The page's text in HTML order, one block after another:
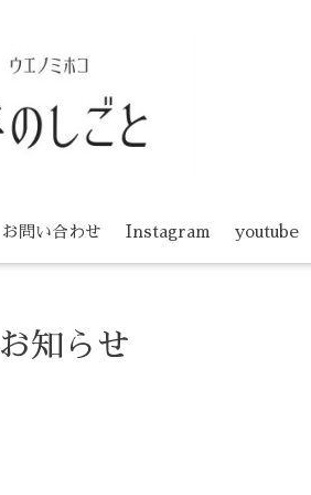
お問い合わせ Instagram youtube
お知らせ